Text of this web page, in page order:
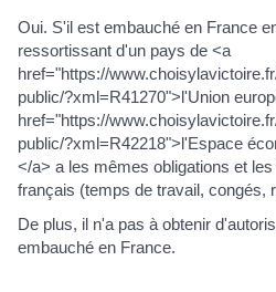
Oui. S'il est embauché en France
ressortissant d'un pays de <a
href="https://
public/?xml=R41270">l'Union
href="https://
public/?xml=R42218">l'Espace
</a> a les mêmes obligations et
français (temps de travail, congés,
De plus, il n'a pas à obtenir
embauché en France.